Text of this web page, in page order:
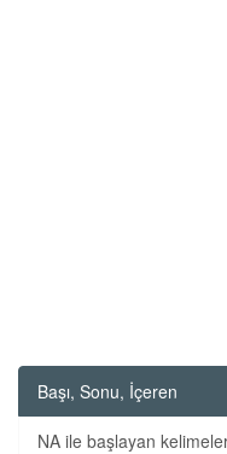
Başı, Sonu, İçeren
NA ile başlayan